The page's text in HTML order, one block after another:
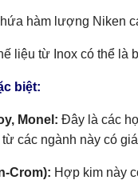
hàm lượng Niken
liệu từ Inox có thể là
biệt:
Monel: Đây là các
các ngành này có
Crom): Hợp kim này